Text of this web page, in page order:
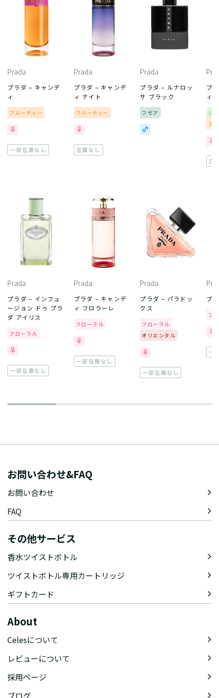
Prada
プラダ – キャンデ
ィ
フルーティー
一部在庫なし
Prada
プラダ – キャンデ
ィ ナイト
フルーティー
在庫なし
Prada
プラダ – ルナロッ
サ ブラック
フゼア
プ
ィ
シ
フ
在
Prada
プラダ – インフュ
ージョン ドゥ プラ
ダ アイリス
フローラル
一部在庫なし
Prada
プラダ – キャンデ
ィ フロラーレ
フローラル
一部在庫なし
Prada
プラダ – パラドッ
クス
フローラル
オリエンタル
一部在庫なし
プ
フ
一
お問い合わせ&FAQ
お問い合わせ
FAQ
その他サービス
香水ツイストボトル
ツイストボトル専用カートリッジ
ギフトカード
About
Celesについて
レビューについて
採用ページ
ブログ